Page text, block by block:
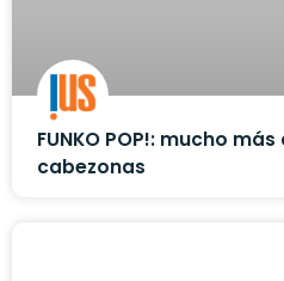
FUNKO POP!: mucho
cabezonas